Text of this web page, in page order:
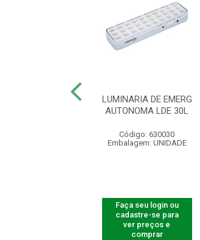
LUMINARIA DE EMERG
AUTONOMA LDE 30L
Código: 630030
Embalagem: UNIDADE
Faça seu login ou
cadastre-se para
ver preços e
comprar